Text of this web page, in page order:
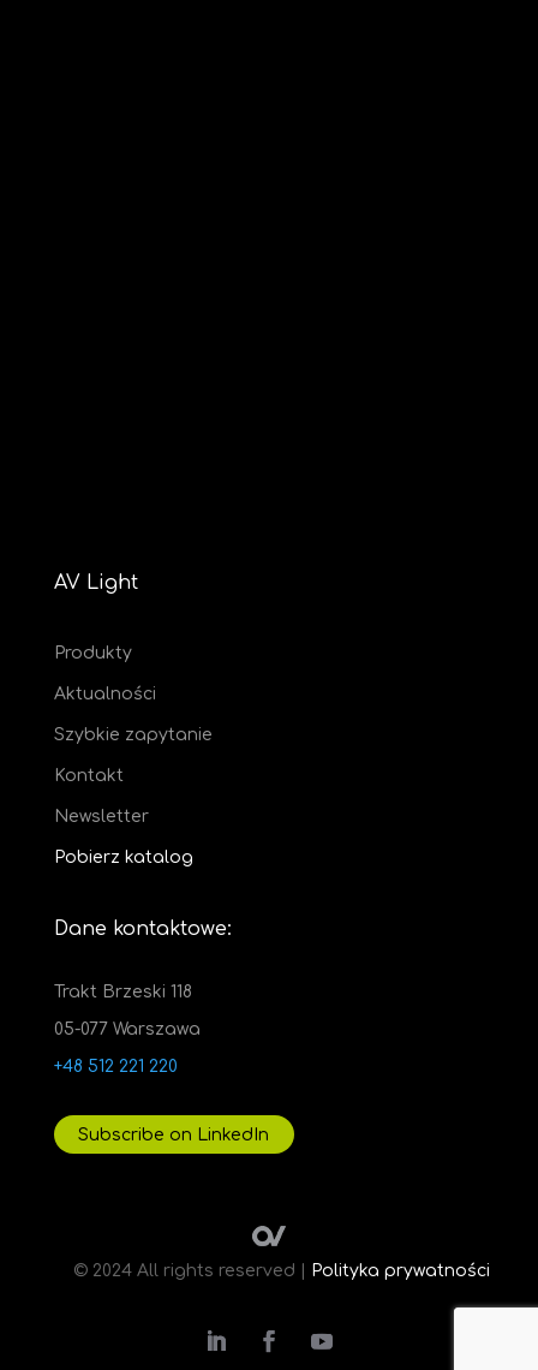
AV Light
Produkty
Aktualności
Szybkie zapytanie
Kontakt
Newsletter
Pobierz katalog
Dane kontaktowe:
Trakt Brzeski 118
05-077 Warszawa
+48 512 221 220
Subscribe on LinkedIn
© 2024 All rights reserved | Polityka prywatności